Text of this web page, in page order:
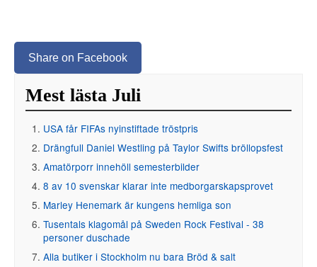
Share on Facebook
Mest lästa Juli
USA får FIFAs nyinstiftade tröstpris
Drängfull Daniel Westling på Taylor Swifts bröllopsfest
Amatörporr innehöll semesterbilder
8 av 10 svenskar klarar inte medborgarskapsprovet
Marley Henemark är kungens hemliga son
Tusentals klagomål på Sweden Rock Festival - 38
personer duschade
Alla butiker i Stockholm nu bara Bröd & salt